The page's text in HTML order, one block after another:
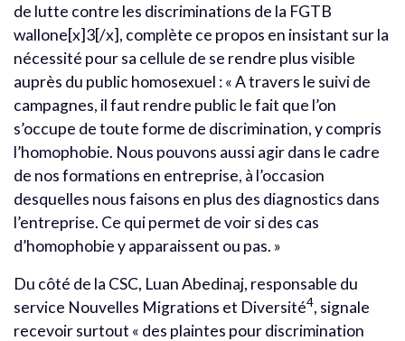
de lutte contre les discriminations de la FGTB
wallone[x]3[/x], complète ce propos en insistant sur la
nécessité pour sa cellule de se rendre plus visible
auprès du public homosexuel : « A travers le suivi de
campagnes, il faut rendre public le fait que l’on
s’occupe de toute forme de discrimination, y compris
l’homophobie. Nous pouvons aussi agir dans le cadre
de nos formations en entreprise, à l’occasion
desquelles nous faisons en plus des diagnostics dans
l’entreprise. Ce qui permet de voir si des cas
d’homophobie y apparaissent ou pas. »
Du côté de la CSC, Luan Abedinaj, responsable du
service Nouvelles Migrations et Diversité4, signale
recevoir surtout « des plaintes pour discrimination